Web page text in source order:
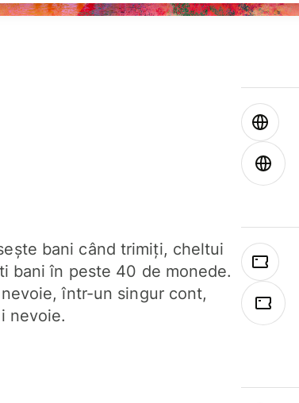
bani când trimiți, cheltui
bani în peste 40 de monede.
într-un singur cont,
nevoie.